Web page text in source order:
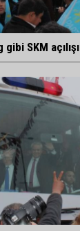
SKM açılışı